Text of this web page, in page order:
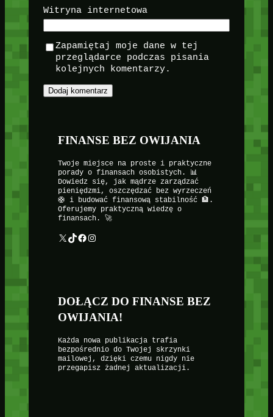
Witryna internetowa
Zapamiętaj moje dane w tej
przeglądarce podczas pisania
kolejnych komentarzy.
FINANSE BEZ OWIJANIA
Twoje miejsce na proste i praktyczne
porady o finansach osobistych. 📊
Dowiedz się, jak mądrze zarządzać
pieniędzmi, oszczędzać bez wyrzeczeń
🛟 i budować finansową stabilność 🏦.
Oferujemy praktyczną wiedzę o
finansach. 🚀
X TikTok Facebook Instagram
DOŁĄCZ DO FINANSE BEZ
OWIJANIA!
Każda nowa publikacja trafia
bezpośrednio do Twojej skrzynki
mailowej, dzięki czemu nigdy nie
przegapisz żadnej aktualizacji.